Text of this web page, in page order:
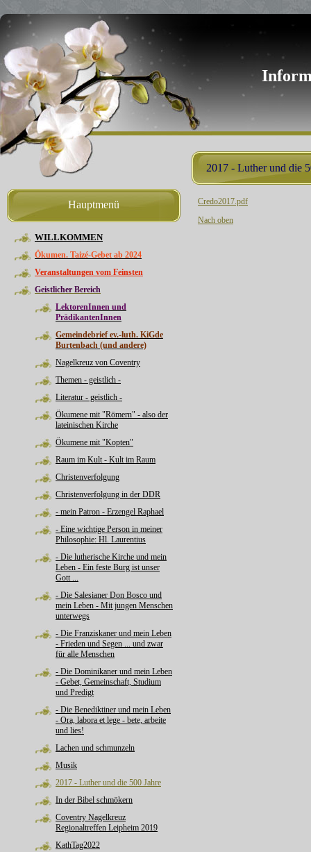
Hauptmenü
WILLKOMMEN
Ökumen. Taizé-Gebet ab 2024
Veranstaltungen vom Feinsten
Geistlicher Bereich
LektorenInnen und
PrädikantenInnen
Gemeindebrief ev.-luth. KiGde
Burtenbach (und andere)
Nagelkreuz von Coventry
Themen - geistlich -
Literatur - geistlich -
Ökumene mit "Römern" - also der
lateinischen Kirche
Ökumene mit "Kopten"
Raum im Kult - Kult im Raum
Christenverfolgung
Christenverfolgung in der DDR
- mein Patron - Erzengel Raphael
- Eine wichtige Person in meiner
Philosophie: Hl. Laurentius
- Die lutherische Kirche und mein
Leben - Ein feste Burg ist unser
Gott ...
- Die Salesianer Don Bosco und
mein Leben - Mit jungen Menschen
unterwegs
- Die Franziskaner und mein Leben
- Frieden und Segen ... und zwar
für alle Menschen
- Die Dominikaner und mein Leben
- Gebet, Gemeinschaft, Studium
und Predigt
- Die Benediktiner und mein Leben
- Ora, labora et lege - bete, arbeite
und lies!
Lachen und schmunzeln
Musik
2017 - Luther und die 500 Jahre
In der Bibel schmökern
Coventry Nagelkreuz
Regionaltreffen Leipheim 2019
KathTag2022
2017 - Luther und die
Credo2017.pdf
Nach oben